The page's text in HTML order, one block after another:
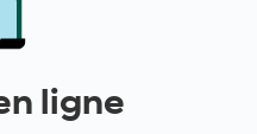
ligne